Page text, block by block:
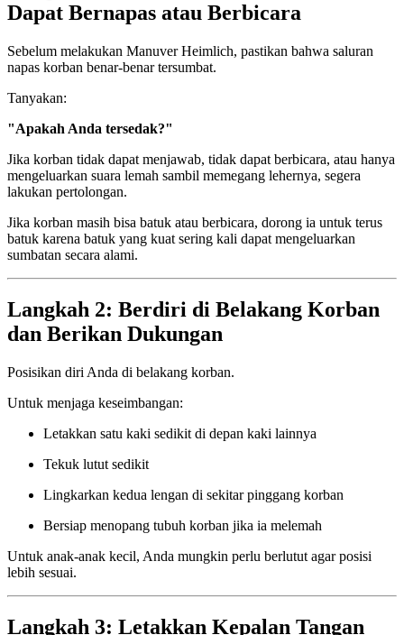
Dapat Bernapas atau Berbicara
Sebelum melakukan Manuver Heimlich, pastikan bahwa saluran
napas korban benar-benar tersumbat.
Tanyakan:
"Apakah Anda tersedak?"
Jika korban tidak dapat menjawab, tidak dapat berbicara, atau hanya
mengeluarkan suara lemah sambil memegang lehernya, segera
lakukan pertolongan.
Jika korban masih bisa batuk atau berbicara, dorong ia untuk terus
batuk karena batuk yang kuat sering kali dapat mengeluarkan
sumbatan secara alami.
Langkah 2: Berdiri di Belakang Korban
dan Berikan Dukungan
Posisikan diri Anda di belakang korban.
Untuk menjaga keseimbangan:
Letakkan satu kaki sedikit di depan kaki lainnya
Tekuk lutut sedikit
Lingkarkan kedua lengan di sekitar pinggang korban
Bersiap menopang tubuh korban jika ia melemah
Untuk anak-anak kecil, Anda mungkin perlu berlutut agar posisi
lebih sesuai.
Langkah 3: Letakkan Kepalan Tangan